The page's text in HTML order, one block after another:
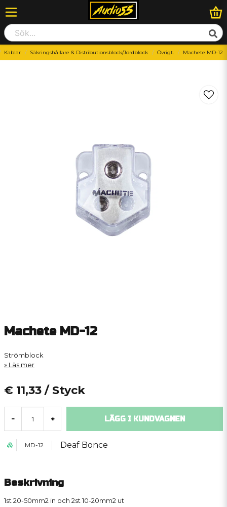
Kablar Säkringshållare & Distributionsblock/Jordblock Övrigt. Machete MD-12
Machete MD-12
Strömblock
Läs mer
€ 11,33 / Styck
- + LÄGG I KUNDVAGNEN
MD-12 Deaf Bonce
Beskrivning
1st 20-50mm2 in och 2st 10-20mm2 ut